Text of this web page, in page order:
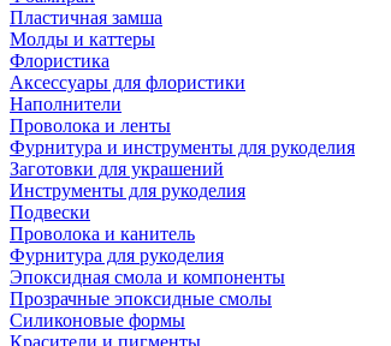
Пластичная замша
Молды и каттеры
Флористика
Аксессуары для флористики
Наполнители
Проволока и ленты
Фурнитура и инструменты для рукоделия
Заготовки для украшений
Инструменты для рукоделия
Подвески
Проволока и канитель
Фурнитура для рукоделия
Эпоксидная смола и компоненты
Прозрачные эпоксидные смолы
Силиконовые формы
Красители и пигменты